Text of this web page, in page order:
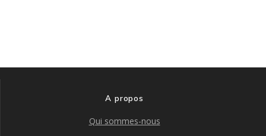
A propos
Qui sommes-nous